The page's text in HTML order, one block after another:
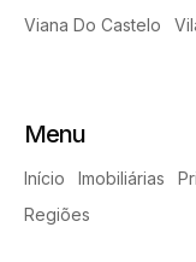
Viana Do Castelo
Menu
Início Imobiliárias
Regiões